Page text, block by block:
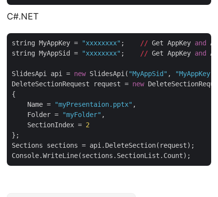
C#.NET
string MyAppKey = "xxxxxxxx" ; // Get AppKey and
string MyAppSid =
"xxxxxxxx" ; // Get AppKey and
SlidesApi api = new SlidesApi( "MyAppSid" , "MyAppKey"
DeleteSectionRequest request = new
{
    Name =
"myPresentaion.pptx" ,
    Folder =
"myFolder" ,
    SectionIndex =
2
};
Sections sections = api.DeleteSection(request);